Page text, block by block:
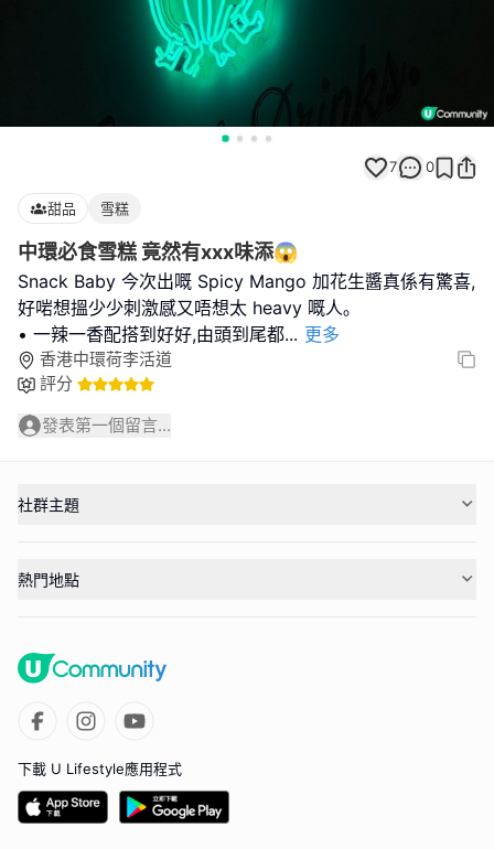
7 0
甜品 雪糕
中環必食雪糕 竟然有xxx味添😱
Snack Baby 今次出嘅 Spicy Mango 加花生醬真係有驚喜,
好啱想搵少少刺激感又唔想太 heavy 嘅人｡
• 一辣一香配搭到好好,由頭到尾都... 更多
香港中環荷李活道
評分
發表第一個留言...
社群主題
熱門地點
下載 U Lifestyle應用程式